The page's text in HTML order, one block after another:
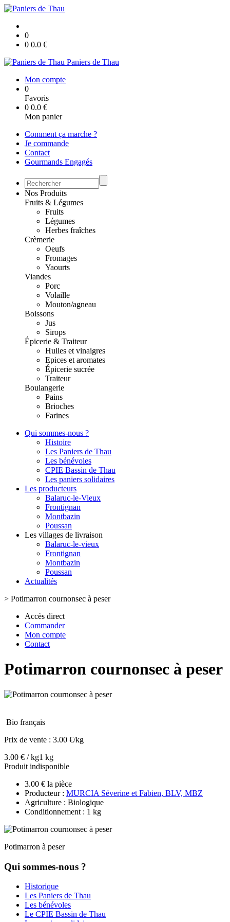
0
0 0.0 €
Paniers de Thau
Mon compte
0
Favoris
0 0.0 €
Mon panier
Comment ça marche ?
Je commande
Contact
Gourmands Engagés
Nos Produits
Fruits & Légumes
Fruits
Légumes
Herbes fraîches
Crèmerie
Oeufs
Fromages
Yaourts
Viandes
Porc
Volaille
Mouton/agneau
Boissons
Jus
Sirops
Épicerie & Traiteur
Huiles et vinaigres
Epices et aromates
Épicerie sucrée
Traiteur
Boulangerie
Pains
Brioches
Farines
Qui sommes-nous ?
Histoire
Les Paniers de Thau
Les bénévoles
CPIE Bassin de Thau
Les paniers solidaires
Les producteurs
Balaruc-le-Vieux
Frontignan
Montbazin
Poussan
Les villages de livraison
Balaruc-le-vieux
Frontignan
Montbazin
Poussan
Actualités
> Potimarron cournonsec à peser
Accès direct
Commander
Mon compte
Contact
Potimarron cournonsec à peser
Bio français
Prix de vente : 3.00 €/kg
3.00 € / kg1 kg
Produit indisponible
3.00 € la pièce
Producteur : MURCIA Séverine et Fabien, BLV, MBZ
Agriculture : Biologique
Conditionnement : 1 kg
Potimarron à peser
Qui sommes-nous ?
Historique
Les Paniers de Thau
Les bénévoles
Le CPIE Bassin de Thau